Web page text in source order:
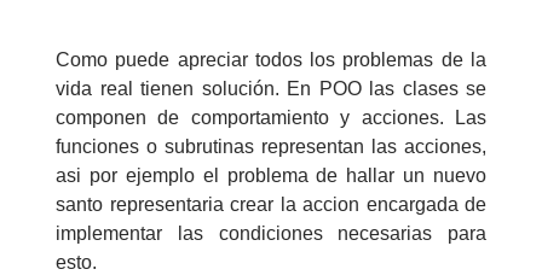
Como puede apreciar todos los problemas de la
vida real tienen solución. En POO las clases se
componen de comportamiento y acciones. Las
funciones o subrutinas representan las acciones,
asi por ejemplo el problema de hallar un nuevo
santo representaria crear la accion encargada de
implementar las condiciones necesarias para
esto.